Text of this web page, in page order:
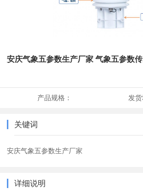
安庆气象五参数生产厂家 气象五参数
产品规格： 发
关键词
安庆气象五参数生产厂家
详细说明